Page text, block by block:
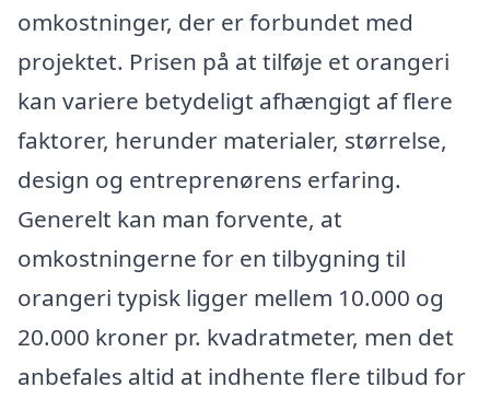
omkostninger, der er forbundet med
projektet. Prisen på at tilføje et orangeri
kan variere betydeligt afhængigt af flere
faktorer, herunder materialer, størrelse,
design og entreprenørens erfaring.
Generelt kan man forvente, at
omkostningerne for en tilbygning til
orangeri typisk ligger mellem 10.000 og
20.000 kroner pr. kvadratmeter, men det
anbefales altid at indhente flere tilbud for